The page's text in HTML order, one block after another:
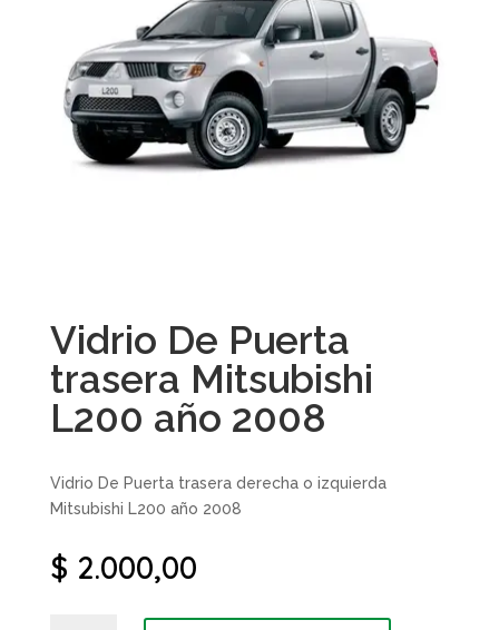
Vidrio De Puerta
trasera Mitsubishi
L200 año 2008
Vidrio De Puerta trasera derecha o izquierda
Mitsubishi L200 año 2008
$ 2.000,00